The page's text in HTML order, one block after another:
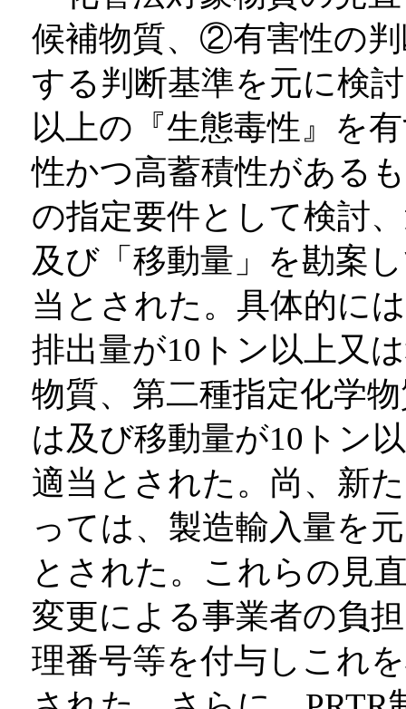
候補物質、②有害性の
する判断基準を元に検
以上の『生態毒性』を
性かつ高蓄積性がある
の指定要件として検討
及び「移動量」を勘案
当とされた。具体的に
排出量が10トン以上又
物質、第二種指定化学
は及び移動量が10トン
適当とされた。尚、新
っては、製造輸入量を
とされた。これらの見
変更による事業者の負
理番号等を付与しこれ